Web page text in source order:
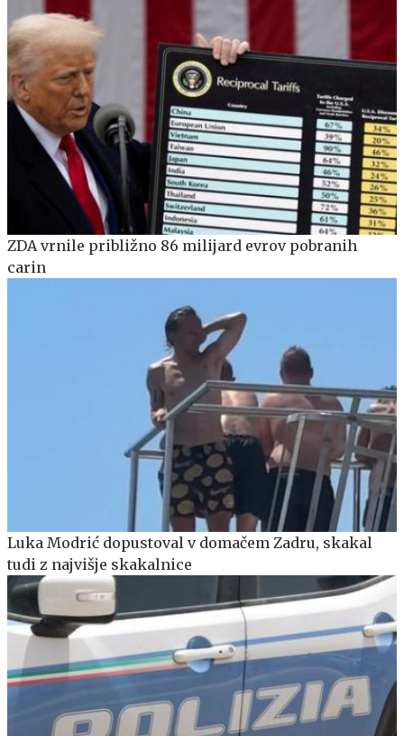
ZDA vrnile približno 86 milijard evrov pobranih
carin
Luka Modrić dopustoval v domačem Zadru, skakal
tudi z najvišje skakalnice